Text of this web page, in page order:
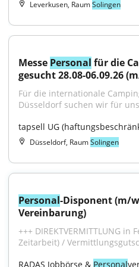
Leverkusen, RaumSolingen
Messe Personal für die
gesucht 28.08-06.09.26
Für die internationale
Düsseldorf suchen wir für
tapsell UG
Düsseldorf, RaumSolingen
Personal-Disponent (m/
Vereinbarung)
+++ DIREKTVERMITTLUNG in
Zeitarbeit) /
RADAS Jobbörse & Personal